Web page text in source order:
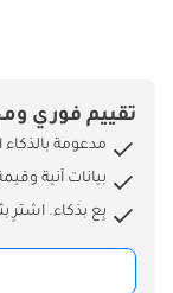
من بورش بلس
(PDLS+) ✔️ نظام
صوت محيطي من
Bose ✔️ أبواب إغلاق
ناعم ✔️ رؤية محيطية
✔️ إضاءة محيطية ✔️
نظام عادم رياضي
تقييم فوري
مدعومة
بيانات آنية
بِع بذكاء. اشترِ